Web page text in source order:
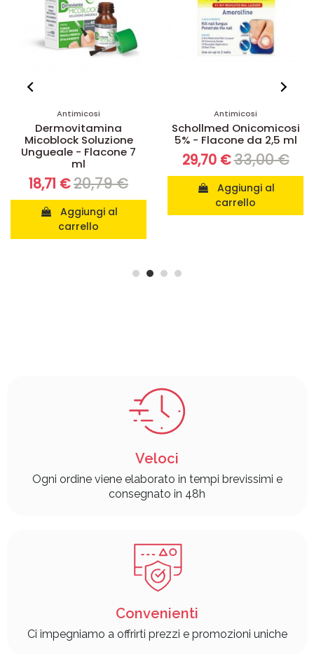
Antimicosi
Dermovitamina
Micoblock Soluzione
Ungueale - Flacone 7
ml
18,71 €20,79 €
carrello
Antimicosi
Schollmed Onicomicosi
5% - Flacone da 2,5 ml
29,70 €33,00 €
carrello
Veloci
Ogni ordine viene elaborato in tempi brevissimi e
consegnato in 48h
Convenienti
Ci impegniamo a offrirti prezzi e promozioni uniche